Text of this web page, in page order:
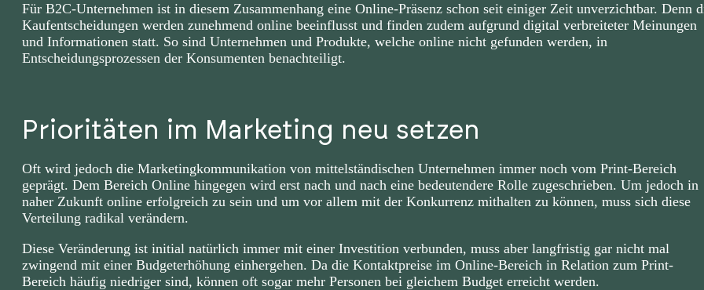
Für B2C-Unternehmen ist in diesem Zusammenhang eine Online-Präsenz schon seit einiger Zeit unverzichtbar. Denn
Kaufentscheidungen werden zunehmend online beeinflusst und finden zudem aufgrund digital verbreiteter Meinungen
und Informationen statt. So sind Unternehmen und Produkte, welche online nicht gefunden werden, in
Entscheidungsprozessen der Konsumenten benachteiligt.
Prioritäten im Marketing neu setzen
Oft wird jedoch die Marketingkommunikation von mittelständischen Unternehmen immer noch vom Print-Bereich
geprägt. Dem Bereich Online hingegen wird erst nach und nach eine bedeutendere Rolle zugeschrieben. Um jedoch in
naher Zukunft online erfolgreich zu sein und um vor allem mit der Konkurrenz mithalten zu können, muss sich diese
Verteilung radikal verändern.
Diese Veränderung ist initial natürlich immer mit einer Investition verbunden, muss aber langfristig gar nicht mal
zwingend mit einer Budgeterhöhung einhergehen. Da die Kontaktpreise im Online-Bereich in Relation zum Print-
Bereich häufig niedriger sind, können oft sogar mehr Personen bei gleichem Budget erreicht werden.